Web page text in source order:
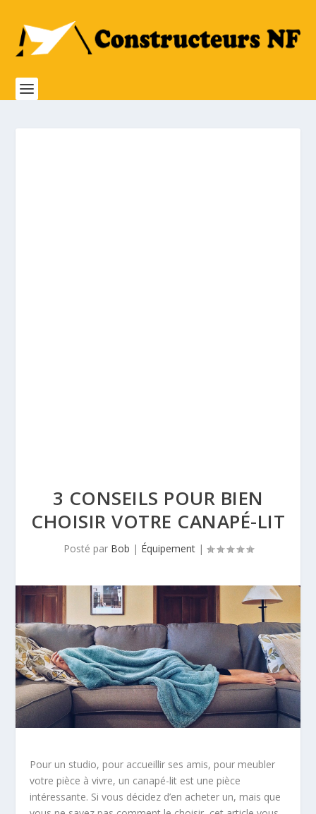
3 CONSEILS POUR BIEN
CHOISIR VOTRE CANAPÉ-LIT
Posté par Bob | Équipement|
Pour un studio, pour accueillir ses amis, pour meubler
votre pièce à vivre, un canapé-lit est une pièce
intéressante. Si vous décidez d’en acheter un, mais que